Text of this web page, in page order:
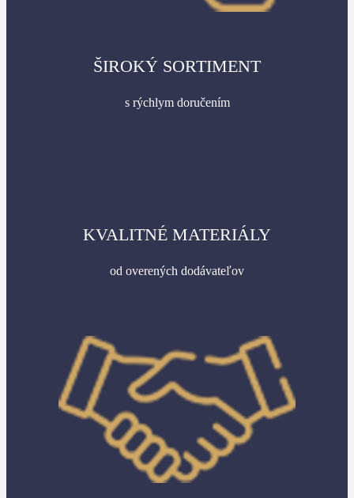
ŠIROKÝ SORTIMENT
s rýchlym doručením
KVALITNÉ MATERIÁLY
od overených dodávateľov